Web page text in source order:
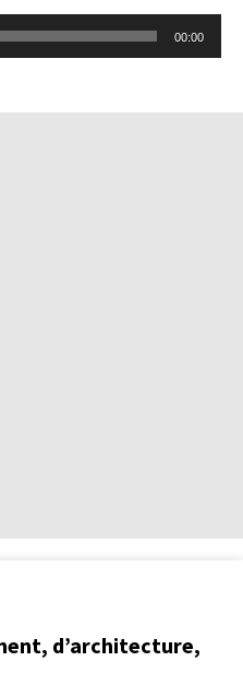
00:00
d’architecture,